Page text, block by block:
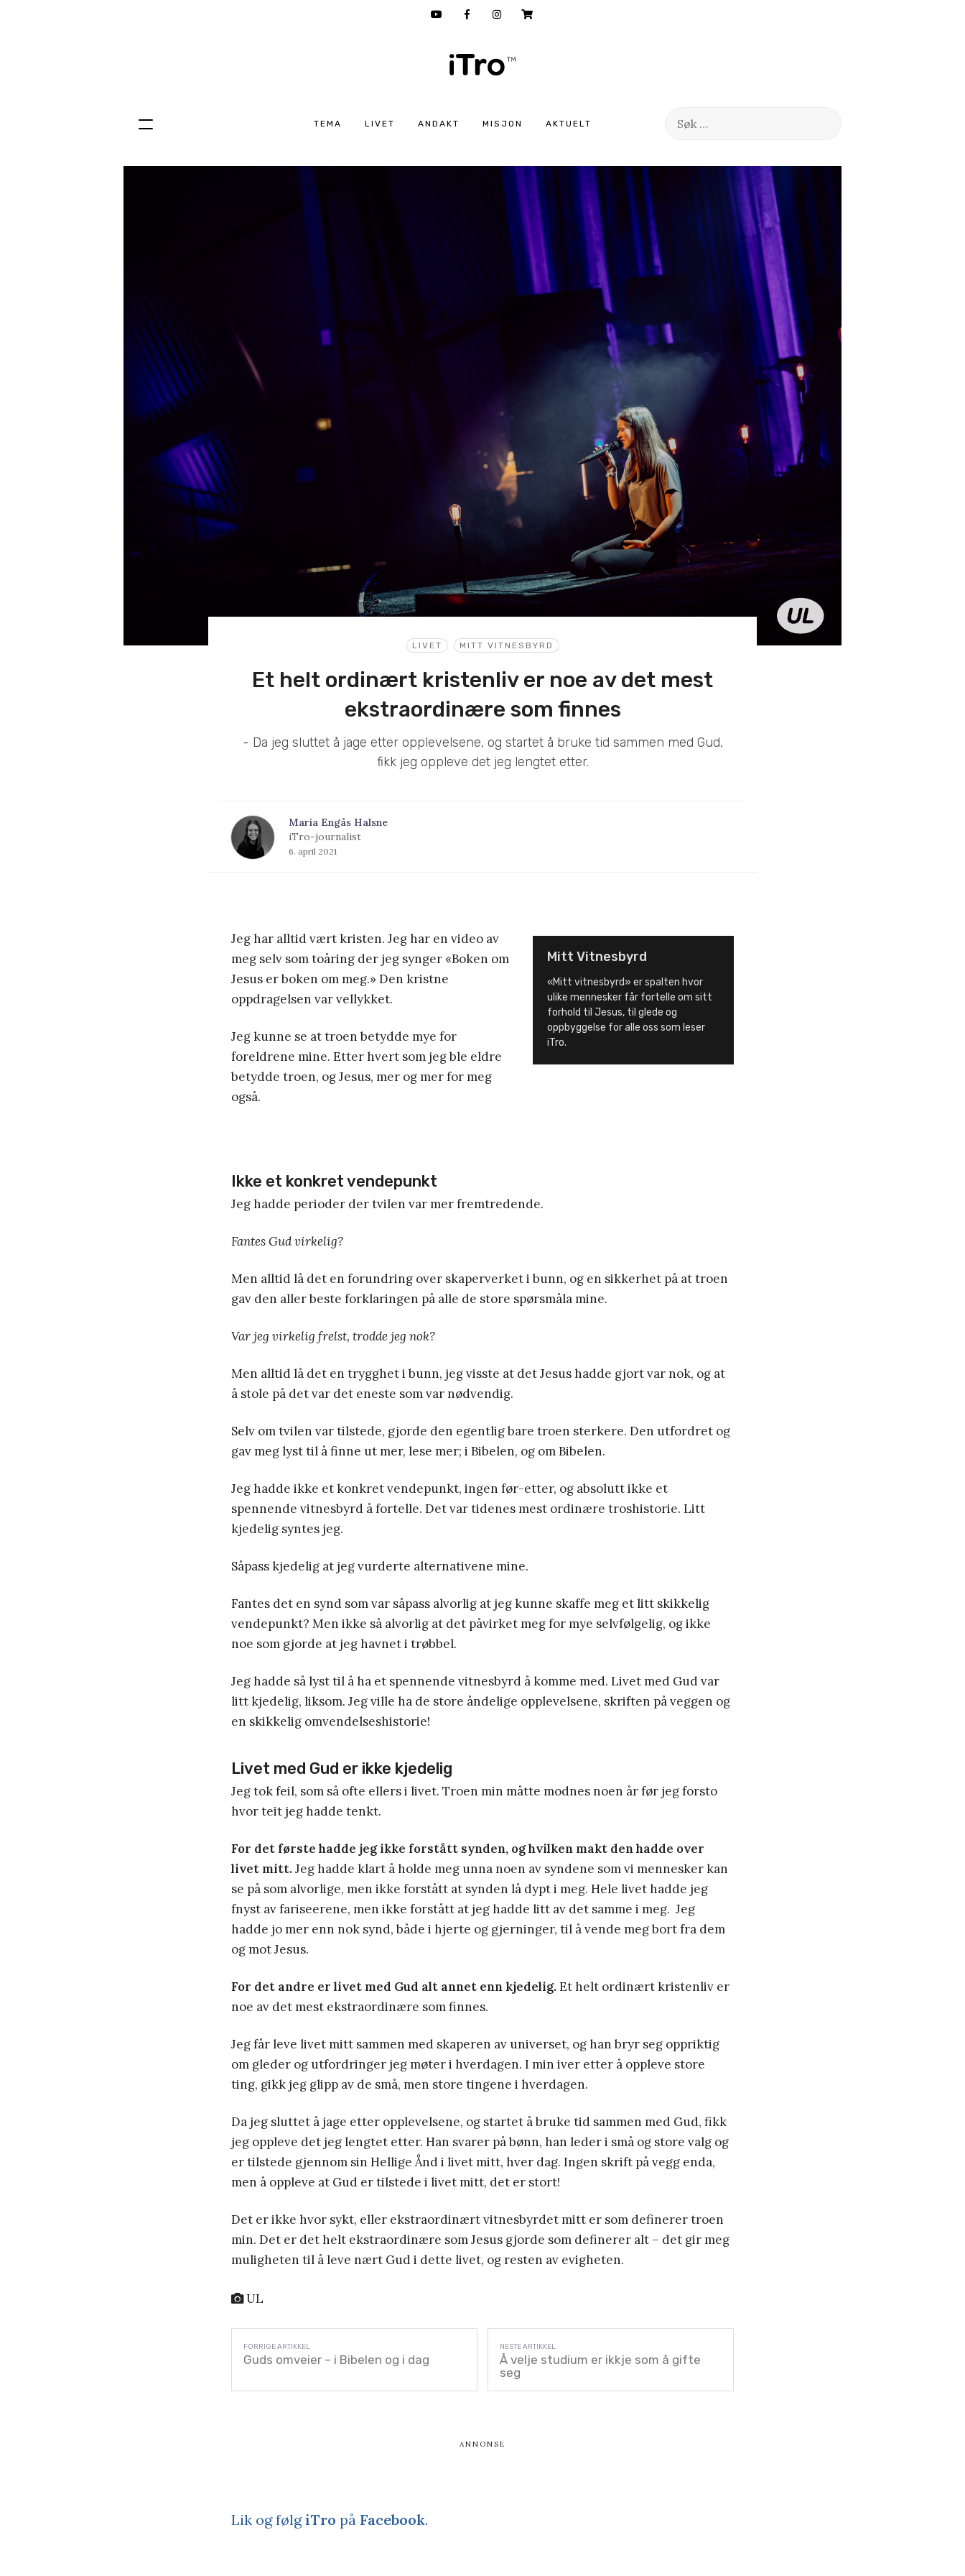
TEMA LIVET ANDAKT MISJON AKTUELT
Søk
Hopp
LIVET MITT VITNESBYRD
Et helt ordinært kristenliv er noe av det mest
ekstraordinære som finnes
- Da jeg sluttet å jage etter opplevelsene, og startet å bruke tid sammen med Gud,
fikk jeg oppleve det jeg lengtet etter.
Maria Engås Halsne
iTro-journalist
6. april 2021
Mitt Vitnesbyrd
«Mitt vitnesbyrd» er spalten hvor
ulike mennesker får fortelle om sitt
forhold til Jesus, til glede og
oppbyggelse for alle oss som leser
iTro.
Jeg har alltid vært kristen. Jeg har en video av
meg selv som toåring der jeg synger «Boken om
Jesus er boken om meg.» Den kristne
oppdragelsen var vellykket.
Jeg kunne se at troen betydde mye for
foreldrene mine. Etter hvert som jeg ble eldre
betydde troen, og Jesus, mer og mer for meg
også.
Ikke et konkret vendepunkt
Jeg hadde perioder der tvilen var mer fremtredende.
Fantes Gud virkelig?
Men alltid lå det en forundring over skaperverket i bunn, og en sikkerhet på at troen
gav den aller beste forklaringen på alle de store spørsmåla mine.
Var jeg virkelig frelst, trodde jeg nok?
Men alltid lå det en trygghet i bunn, jeg visste at det Jesus hadde gjort var nok, og at
å stole på det var det eneste som var nødvendig.
Selv om tvilen var tilstede, gjorde den egentlig bare troen sterkere. Den utfordret og
gav meg lyst til å finne ut mer, lese mer; i Bibelen, og om Bibelen.
Jeg hadde ikke et konkret vendepunkt, ingen før-etter, og absolutt ikke et
spennende vitnesbyrd å fortelle. Det var tidenes mest ordinære troshistorie. Litt
kjedelig syntes jeg.
Såpass kjedelig at jeg vurderte alternativene mine.
Fantes det en synd som var såpass alvorlig at jeg kunne skaffe meg et litt skikkelig
vendepunkt? Men ikke så alvorlig at det påvirket meg for mye selvfølgelig, og ikke
noe som gjorde at jeg havnet i trøbbel.
Jeg hadde så lyst til å ha et spennende vitnesbyrd å komme med. Livet med Gud var
litt kjedelig, liksom. Jeg ville ha de store åndelige opplevelsene, skriften på veggen og
en skikkelig omvendelseshistorie!
Livet med Gud er ikke kjedelig
Jeg tok feil, som så ofte ellers i livet. Troen min måtte modnes noen år før jeg forsto
hvor teit jeg hadde tenkt.
For det første hadde jeg ikke forstått synden, og hvilken makt den hadde over
livet mitt.Jeg hadde klart å holde meg unna noen av syndene som vi mennesker kan
se på som alvorlige, men ikke forstått at synden lå dypt i meg. Hele livet hadde jeg
fnyst av fariseerene, men ikke forstått at jeg hadde litt av det samme i meg. Jeg
hadde jo mer enn nok synd, både i hjerte og gjerninger, til å vende meg bort fra dem
og mot Jesus.
For det andre er livet med Gud alt annet enn kjedelig.Et helt ordinært kristenliv er
noe av det mest ekstraordinære som finnes.
Jeg får leve livet mitt sammen med skaperen av universet, og han bryr seg oppriktig
om gleder og utfordringer jeg møter i hverdagen. I min iver etter å oppleve store
ting, gikk jeg glipp av de små, men store tingene i hverdagen.
Da jeg sluttet å jage etter opplevelsene, og startet å bruke tid sammen med Gud, fikk
jeg oppleve det jeg lengtet etter. Han svarer på bønn, han leder i små og store valg og
er tilstede gjennom sin Hellige Ånd i livet mitt, hver dag. Ingen skrift på vegg enda,
men å oppleve at Gud er tilstede i livet mitt, det er stort!
Det er ikke hvor sykt, eller ekstraordinært vitnesbyrdet mitt er som definerer troen
min. Det er det helt ekstraordinære som Jesus gjorde som definerer alt – det gir meg
muligheten til å leve nært Gud i dette livet, og resten av evigheten.
UL
Guds omveier – i Bibelen og i dag
Å velje studium er ikkje som å gifte
seg
Lik og følgiTro på Facebook.